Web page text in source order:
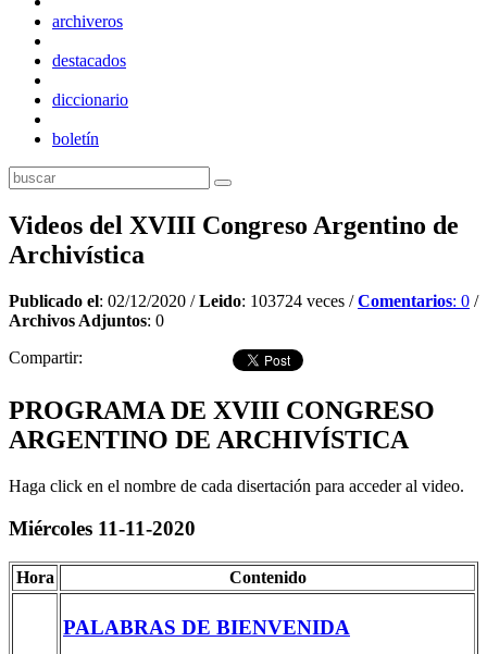
archiveros
destacados
diccionario
boletín
Videos del XVIII Congreso Argentino de
Archivística
Publicado el: 02/12/2020 /Leido: 103724 veces /Comentarios: 0 /
Archivos Adjuntos: 0
Compartir:
PROGRAMA DE XVIII CONGRESO
ARGENTINO DE ARCHIVÍSTICA
Haga click en el nombre de cada disertación para acceder al video.
Miércoles 11-11-2020
Hora Contenido
PALABRAS DE BIENVENIDA